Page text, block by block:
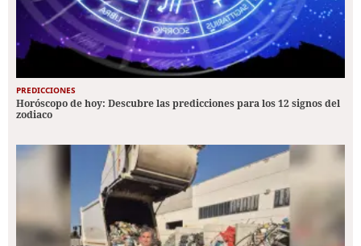
PREDICCIONES
Horóscopo de hoy: Descubre las predicciones para los 12 signos del
zodiaco